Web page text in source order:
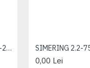
GRUP INTERMEDIAR 72-2209010-A SIMERING 2.2-
0,00 Lei